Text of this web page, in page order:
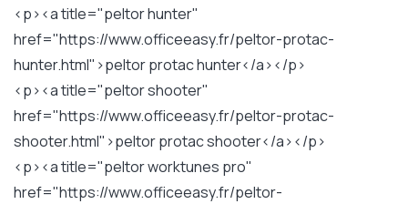
<p><a title="peltor hunter"
href="https://www.officeeasy.fr/peltor-protac-
hunter.html">peltor protac hunter</a></p>
<p><a title="peltor shooter"
href="https://www.officeeasy.fr/peltor-protac-
shooter.html">peltor protac shooter</a></p>
<p><a title="peltor worktunes pro"
href="https://www.officeeasy.fr/peltor-